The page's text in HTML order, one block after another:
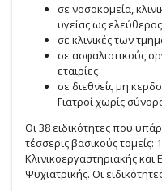
σε νοσοκομεία,
υγείας ως
σε κλινικές των
σε ασφαλιστικούς
εταιρίες
σε διεθνείς μη
Γιατροί χωρίς
Οι 38 ειδικότητες που
τέσσερις βασικούς τομείς:
Κλινικοεργαστηριακής και
Ψυχιατρικής. Οι